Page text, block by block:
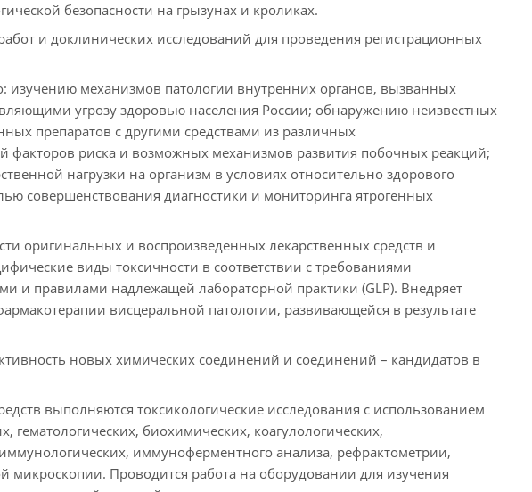
безопасности на грызунах и кроликах.
и доклинических исследований для проведения регистрационных
изучению механизмов патологии внутренних органов, вызванных
угрозу здоровью населения России; обнаружению неизвестных
препаратов с другими средствами из различных
факторов риска и возможных механизмов развития побочных реакций;
нагрузки на организм в условиях относительно здорового
совершенствования диагностики и мониторинга ятрогенных
оригинальных и воспроизведенных лекарственных средств и
виды токсичности в соответствии с требованиями
и правилами надлежащей лабораторной практики (GLP). Внедряет
висцеральной патологии, развивающейся в результате
новых химических соединений и соединений – кандидатов в
выполняются токсикологические исследования с использованием
биохимических, коагулологических,
иммуноферментного анализа, рефрактометрии,
микроскопии. Проводится работа на оборудовании для изучения